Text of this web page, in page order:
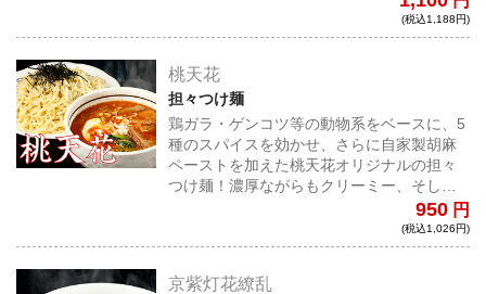
(税込1,188円)
桃天花
担々つけ麺
鶏ガラ・ゲンコツ等の動物系をベースに、5
種のスパイスを効かせ、さらに自家製胡麻
ペーストを加えた桃天花オリジナルの担々
つけ麺！濃厚ながらもクリーミー、そして
ほどよい辛さがクセになる一杯となってい
950 円
(税込1,026円)
京紫灯花繚乱